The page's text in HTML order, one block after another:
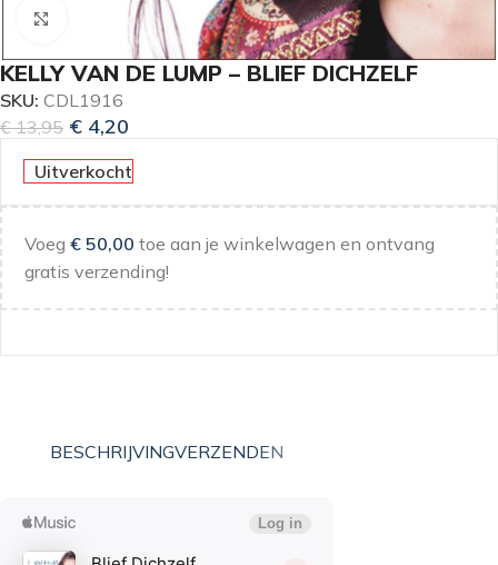
Klik om te vergroten
KELLY VAN DE LUMP – BLIEF DICHZELF
SKU: CDL1916
€13,95 € 4,20
Uitverkocht
Voeg € 50,00 toe aan je winkelwagen en ontvang
gratis verzending!
BESCHRIJVINGVERZENDEN